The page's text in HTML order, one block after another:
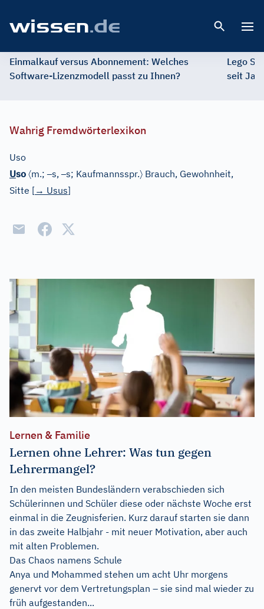
Einmalkauf versus Abonnement: Welches
Software-Lizenzmodell passt zu Ihnen?
Lego
seit
Wahrig Fremdwörterlexikon
Uso
Uso 〈m.;–s,–s; Kaufmannsspr.〉 Brauch, Gewohnheit,
Sitte [→ Usus]
Lernen & Familie
Lernen ohne Lehrer: Was tun gegen
Lehrermangel?
In den meisten Bundesländern verabschieden sich
Schülerinnen und Schüler diese oder nächste Woche erst
einmal in die Zeugnisferien. Kurz darauf starten sie dann
in das zweite Halbjahr - mit neuer Motivation, aber auch
mit alten Problemen.
Das Chaos namens Schule
Anya und Mohammed stehen um acht Uhr morgens
genervt vor dem Vertretungsplan – sie sind mal wieder zu
früh aufgestanden...